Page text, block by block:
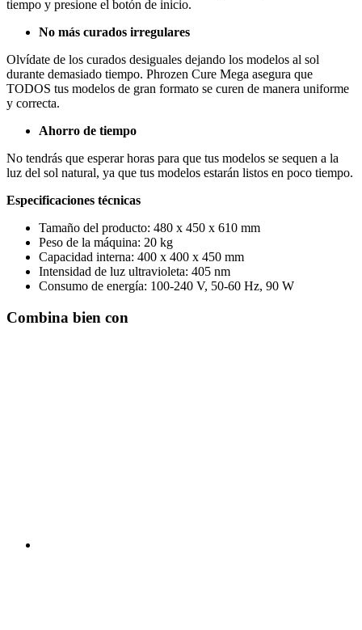
tiempo y presione el botón de inicio.
No más curados irregulares
Olvídate de los curados desiguales dejando los modelos al sol
durante demasiado tiempo. Phrozen Cure Mega asegura que
TODOS tus modelos de gran formato se curen de manera uniforme
y correcta.
Ahorro de tiempo
No tendrás que esperar horas para que tus modelos se sequen a la
luz del sol natural, ya que tus modelos estarán listos en poco tiempo.
Especificaciones técnicas
Tamaño del producto: 480 x 450 x 610 mm
Peso de la máquina: 20 kg
Capacidad interna: 400 x 400 x 450 mm
Intensidad de luz ultravioleta: 405 nm
Consumo de energía: 100-240 V, 50-60 Hz, 90 W
Combina bien con